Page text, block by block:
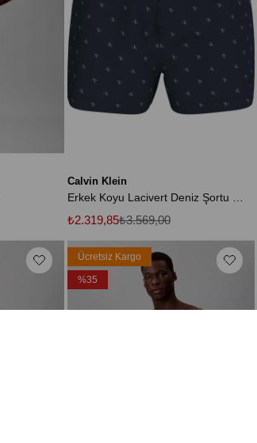
Calvin Klein
₺2.319,85₺3.569,00
Ücretsiz Kargo
%35